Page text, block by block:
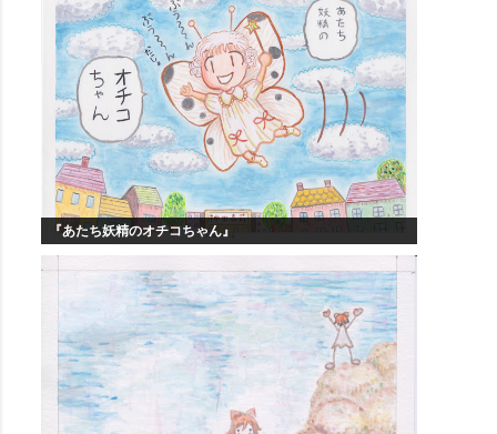
『あたち妖精のオチコちゃん』